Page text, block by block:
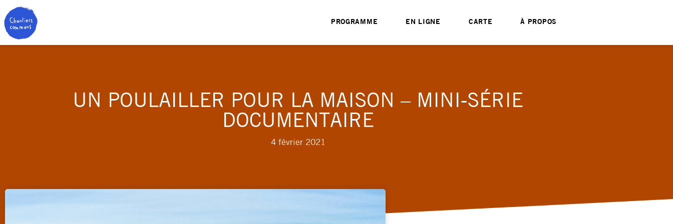
PROGRAMME EN LIGNE CARTE À PROPOS
UN POULAILLER POUR LA MAISON – MINI-SÉRIE
DOCUMENTAIRE
4 février 2021